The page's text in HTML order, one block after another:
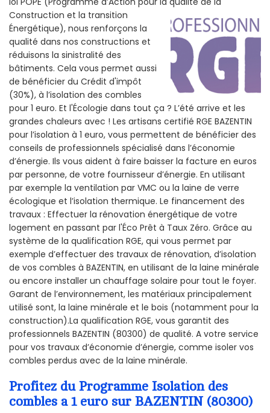
Construction et la transition
Énergétique), nous renforçons la
qualité dans nos constructions et
réduisons la sinistralité des
bâtiments. Cela vous permet aussi
de bénéficier du Crédit d'impôt
(30%), à l’isolation des combles
pour 1 euro. Et l'Écologie dans tout ça ? L’été arrive et les
grandes chaleurs avec ! Les artisans certifié RGE BAZENTIN
pour l’isolation à 1 euro, vous permettent de bénéficier des
conseils de professionnels spécialisé dans l’économie
d’énergie. Ils vous aident à faire baisser la facture en euros
par personne, de votre fournisseur d’énergie. En utilisant
par exemple la ventilation par VMC ou la laine de verre
écologique et l’isolation thermique. Le financement des
travaux : Effectuer la rénovation énergétique de votre
logement en passant par l'Éco Prêt à Taux Zéro. Grâce au
système de la qualification RGE, qui vous permet par
exemple d’effectuer des travaux de rénovation, d’isolation
de vos combles à BAZENTIN, en utilisant de la laine minérale
ou encore installer un chauffage solaire pour tout le foyer.
Garant de l’environnement, les matériaux principalement
utilisé sont, la laine minérale et le bois (notamment pour la
construction).La qualification RGE, vous garantit des
professionnels BAZENTIN (80300) de qualité. A votre service
pour vos travaux d’économie d’énergie, comme isoler vos
combles perdus avec de la laine minérale.
Profitez du Programme Isolation des
combles a 1 euro sur BAZENTIN (80300)